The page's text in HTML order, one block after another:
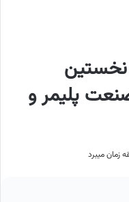
نخستین
پلیمر و